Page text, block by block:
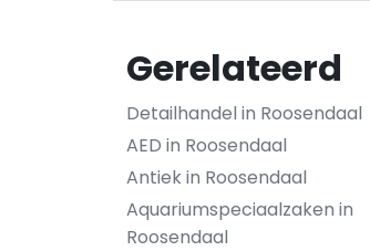
Gerelateerd
Detailhandel in Roosendaal
AED in Roosendaal
Antiek in Roosendaal
Aquariumspeciaalzaken in
Roosendaal